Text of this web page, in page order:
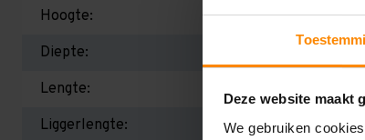
Deze website maakt
We gebruiken
Hoogte:
Diepte:
Lengte:
Liggerlengte: